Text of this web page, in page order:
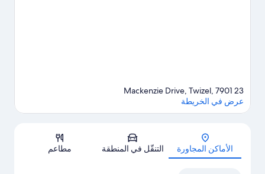
الخريطة
23 Mackenzie Drive, Twizel, 7901
عرض في الخريطة
الأماكن المجاورة التنقّل في المنطقة مطاعم